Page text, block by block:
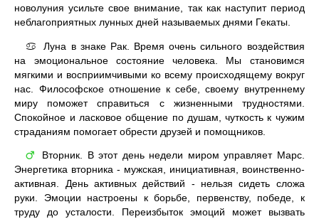
новолуния усильте свое внимание, так как наступит период
неблагоприятных лунных дней называемых днями Гекаты.
♋
Луна в знаке Рак. Время очень сильного воздействия
на эмоциональное состояние человека. Мы становимся
мягкими и восприимчивыми ко всему происходящему вокруг
нас. Философское отношение к себе, своему внутреннему
миру поможет справиться с жизненными трудностями.
Спокойное и ласковое общение по душам, чуткость к чужим
страданиям помогает обрести друзей и помощников.
♂
Вторник. В этот день недели миром управляет Марс.
Энергетика вторника - мужская, инициативная, воинственно-
активная. День активных действий - нельзя сидеть сложа
руки. Эмоции настроены к борьбе, первенству, победе, к
труду до усталости. Переизбыток эмоций может вызвать